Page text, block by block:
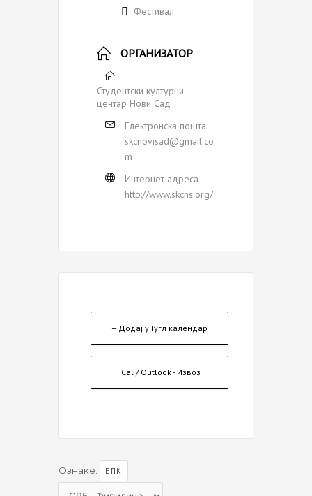
Фестивал
ОРГАНИЗАТОР
Студентски културни
центар Нови Сад
Електронска пошта
skcnovisad@gmail.co
m
Интернет адреса
http://www.skcns.org/
+ Додај у Гугл календар
iCal / Outlook - Извоз
Ознаке: ЕПК